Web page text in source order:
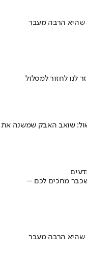
שהיא הרבה מעבר
לנו לחזור למסלול
שואב האבק שמשנה את
מחכים לכם –
שהיא הרבה מעבר